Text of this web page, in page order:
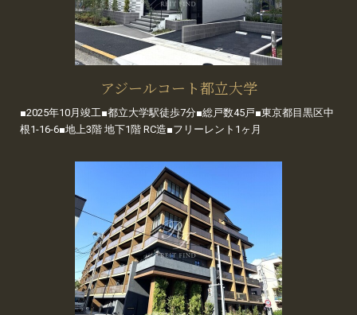
アジールコート都立大学
■2025年10月竣工■都立大学駅徒歩7分■総戸数45戸■東京都目黒区中
根1-16-6■地上3階 地下1階 RC造■フリーレント1ヶ月